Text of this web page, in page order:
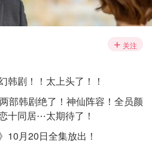
关注
韩剧！！太上头了！！
部韩剧绝了！神仙阵容！全员颜
十同居⋯太期待了！
10月20日全集放出！